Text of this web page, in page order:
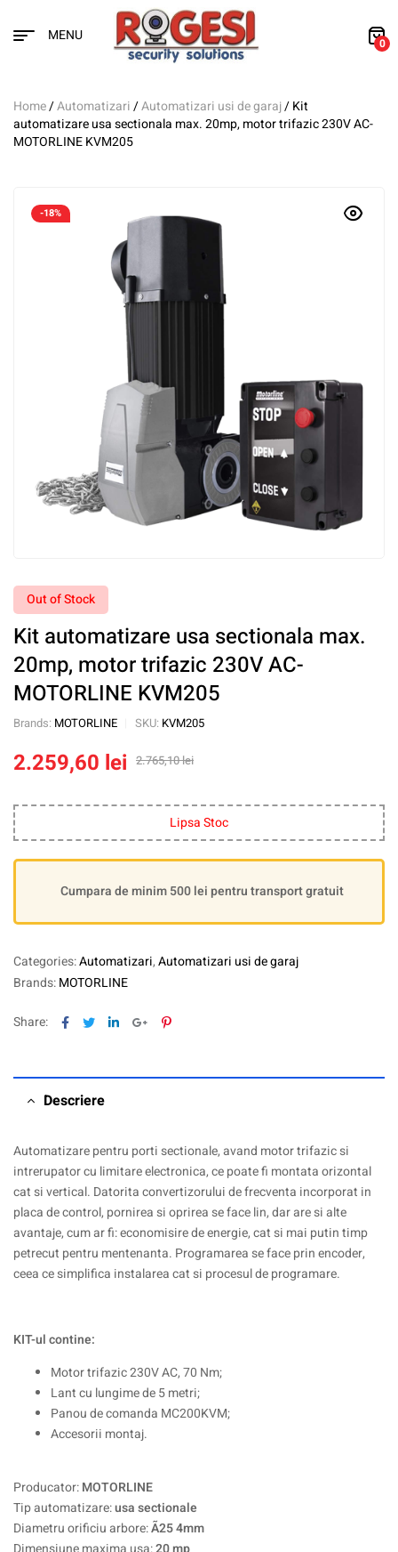
MENU 0
Home/Automatizari/Automatizari usi de garaj/ Kit
automatizare usa sectionala max. 20mp, motor trifazic 230V AC-
MOTORLINE KVM205
-18%
Out of Stock
Kit automatizare usa sectionala max.
20mp, motor trifazic 230V AC-
MOTORLINE KVM205
Brands: MOTORLINE SKU: KVM205
2.765,10lei
2.259,60 lei
Lipsa Stoc
Cumpara de minim 500 lei pentru transport gratuit
Categories:Automatizari,Automatizari usi de garaj
Brands:MOTORLINE
Share: Facebook
TwitterLinkedinGoogle+Pinterest
Descriere
Automatizare pentru porti sectionale, avand motor trifazic si
intrerupator cu limitare electronica, ce poate fi montata orizontal
cat si vertical. Datorita convertizorului de frecventa incorporat in
placa de control, pornirea si oprirea se face lin, dar are si alte
avantaje, cum ar fi: economisire de energie, cat si mai putin timp
petrecut pentru mentenanta. Programarea se face prin encoder,
ceea ce simplifica instalarea cat si procesul de programare.
KIT-ul contine:
Motor trifazic 230V AC, 70 Nm;
Lant cu lungime de 5 metri;
Panou de comanda MC200KVM;
Accesorii montaj.
Producator:MOTORLINE
Tip automatizare:usa sectionale
Diametru orificiu arbore:Ã25 4mm